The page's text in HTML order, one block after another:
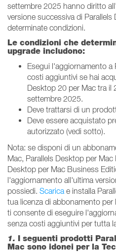
settembre 2025 hanno diritto
versione successiva di Parallels
determinate condizioni.
Le condizioni che
upgrade includono:
Esegui l'aggiornamento a
costi aggiuntivi se hai
Desktop 20 per Mac tra il
settembre 2025.
Deve trattarsi di un
Deve essere acquistato
autorizzato (vedi sotto).
Nota: se disponi di un
Mac, Parallels Desktop per
Desktop per Mac Business
l'aggiornamento all'ultima
possiedi. Scarica e installa
tua licenza di abbonamento
ti consente di eseguire
senza costi aggiuntivi per tutta
1. I seguenti prodotti
Mac sono idonei per la